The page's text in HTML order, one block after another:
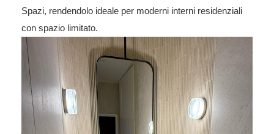
Spazi, rendendolo ideale per moderni interni residenziali
con spazio limitato.